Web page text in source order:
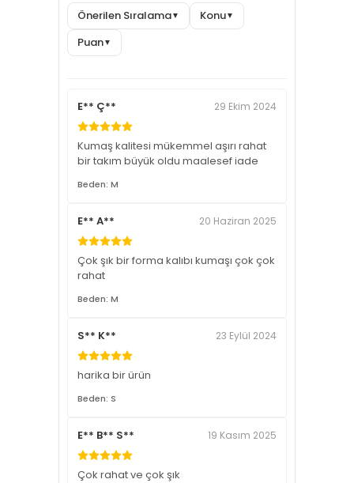
Önerilen Sıralama▼ Konu▼
Puan▼
E** Ç** 29 Ekim 2024
Kumaş kalitesi mükemmel aşırı rahat
bir takım büyük oldu maalesef iade
Beden: M
E** A** 20 Haziran 2025
Çok şık bir forma kalıbı kumaşı çok çok
rahat
Beden: M
S** K** 23 Eylül 2024
harika bir ürün
Beden: S
E** B** S** 19 Kasım 2025
Çok rahat ve çok şık